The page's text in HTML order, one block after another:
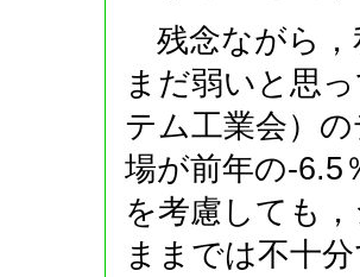
残念ながら，
まだ弱いと思
テム工業会）
場が前年の-6.5
を考慮しても
ままでは不十